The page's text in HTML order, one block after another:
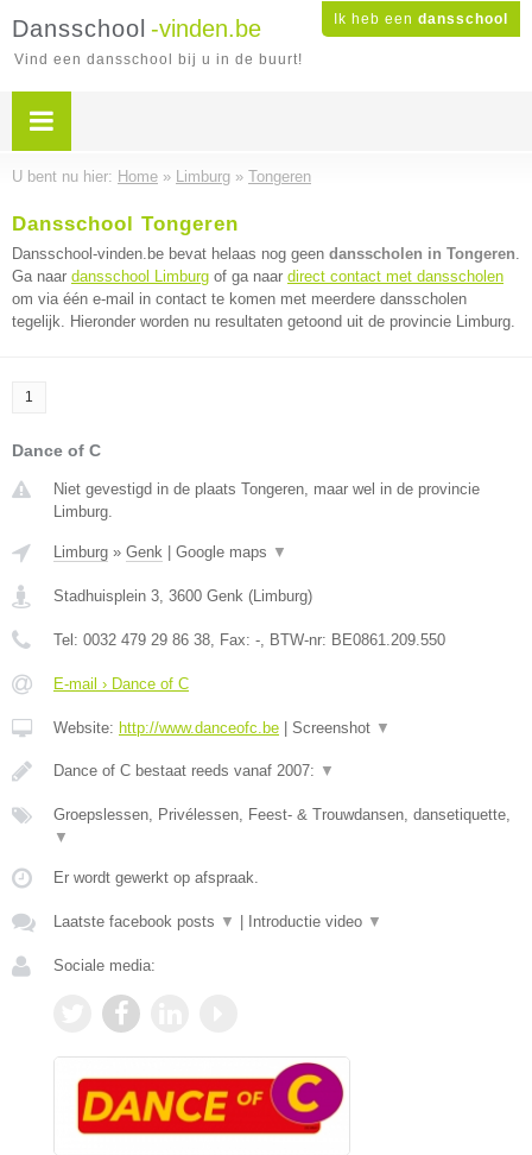
Ik heb een dansschool
Dansschool -vinden.be
Vind een dansschool bij u in de buurt!
U bent nu hier: Home » Limburg » Tongeren
Dansschool Tongeren
Dansschool-vinden.be bevat helaas nog geen dansscholen in Tongeren.
Ga naar dansschool Limburg of ga naar direct contact met dansscholen
om via één e-mail in contact te komen met meerdere dansscholen
tegelijk. Hieronder worden nu resultaten getoond uit de provincie Limburg.
1
Dance of C
Niet gevestigd in de plaats Tongeren, maar wel in de provincie
Limburg.
Limburg » Genk Google maps ▼
Stadhuisplein 3, 3600 Genk (Limburg)
Tel: 0032 479 29 86 38, Fax: -, BTW-nr: BE0861.209.550
E-mail › Dance of C
Website: http://www.danceofc.be Screenshot ▼
Dance of C bestaat reeds vanaf 2007: ▼
Groepslessen, Privélessen, Feest- & Trouwdansen, dansetiquette,
▼
Er wordt gewerkt op afspraak.
Laatste facebook posts ▼ Introductie video ▼
Sociale media: